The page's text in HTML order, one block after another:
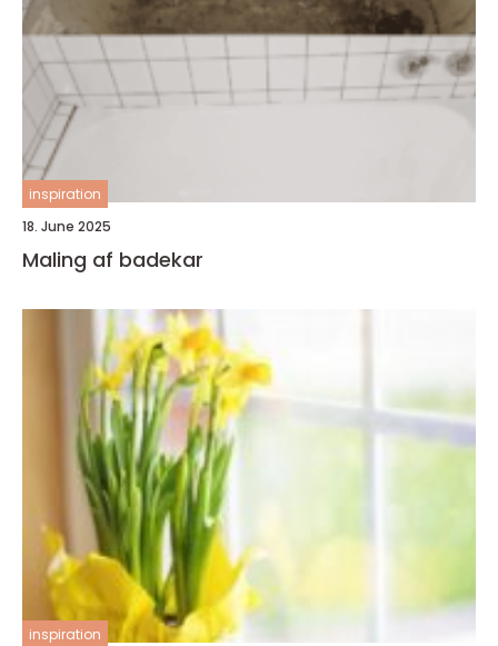
inspiration
18. June 2025
Maling af badekar
inspiration